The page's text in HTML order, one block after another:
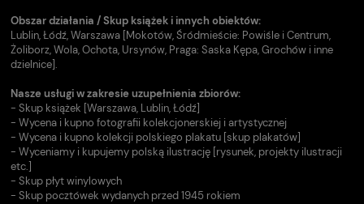
Obszar działania / Skup książek i innych obiektów:
Lublin, Łódź, Warszawa [Mokotów, Śródmieście: Powiśle i Centrum,
Żoliborz, Wola, Ochota, Ursynów, Praga: Saska Kępa, Grochów i inne
dzielnice].
Nasze usługi w zakresie uzupełnienia zbiorów:
- Skup książek [Warszawa, Lublin, Łódź]
- Wycena i kupno fotografii kolekcjonerskiej i artystycznej
- Wycena i kupno kolekcji polskiego plakatu [skup plakatów]
- Wyceniamy i kupujemy polską ilustrację [rysunek, projekty ilustracji
etc.]
- Skup płyt winylowych
- Skup pocztówek wydanych przed 1945 rokiem